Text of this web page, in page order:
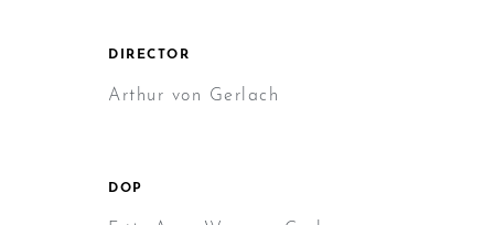
DIRECTOR
Arthur von Gerlach
DOP